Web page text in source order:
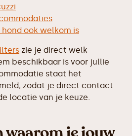
ook welkom is
zie je direct welk
beschikbaar is voor jullie
staat het
zodat je direct contact
locatie van je keuze.